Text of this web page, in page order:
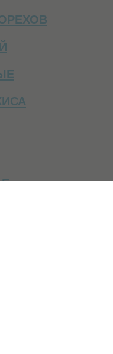
МОЛОКО